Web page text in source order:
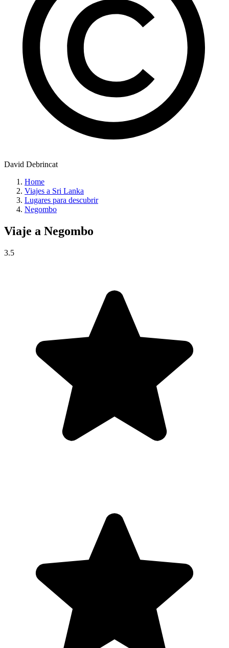
David Debrincat
Home
Viajes a Sri Lanka
Lugares para descubrir
Negombo
Viaje a Negombo
3.5